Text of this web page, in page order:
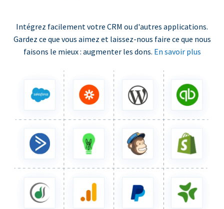
Intégrez facilement votre CRM ou d'autres applications.
Gardez ce que vous aimez et laissez-nous faire ce que nous
faisons le mieux : augmenter les dons. En savoir plus